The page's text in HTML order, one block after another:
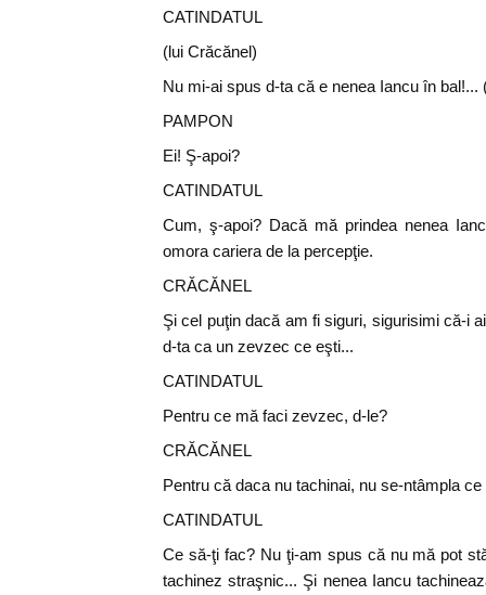
CATINDATUL
(lui Crăcănel)
Nu mi-ai spus d-ta că e nenea Iancu în bal!...
PAMPON
Ei! Ş-apoi?
CATINDATUL
Cum, ş-apoi? Dacă mă prindea nenea
omora cariera de la percepţie.
CRĂCĂNEL
Şi cel puţin dacă am fi siguri, sigurisimi că-i
d-ta ca un zevzec ce eşti...
CATINDATUL
Pentru ce mă faci zevzec, d-le?
CRĂCĂNEL
Pentru că daca nu tachinai, nu se-ntâmpla
CATINDATUL
Ce să-ţi fac? Nu ţi-am spus că nu mă pot
tachinez straşnic... Şi nenea Iancu